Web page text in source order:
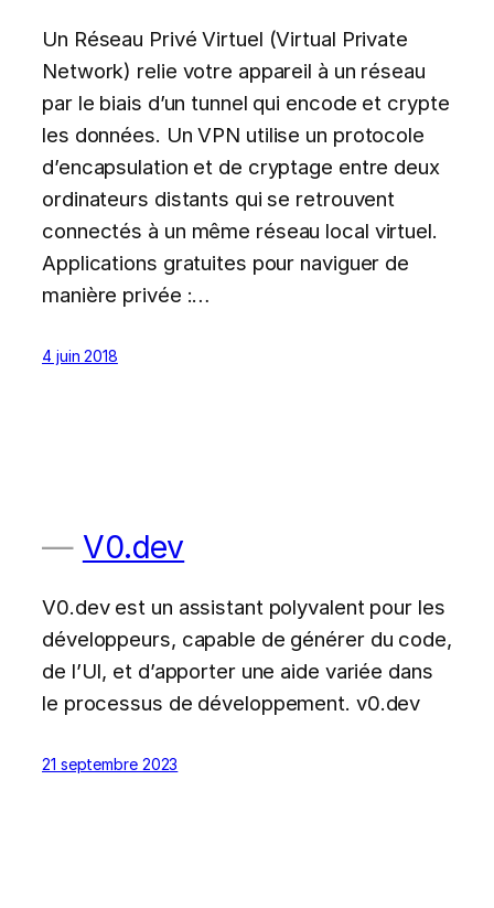
Un Réseau Privé Virtuel (Virtual Private
Network) relie votre appareil à un réseau
par le biais d’un tunnel qui encode et crypte
les données. Un VPN utilise un protocole
d’encapsulation et de cryptage entre deux
ordinateurs distants qui se retrouvent
connectés à un même réseau local virtuel.
Applications gratuites pour naviguer de
manière privée :…
4 juin 2018
V0.dev
V0.dev est un assistant polyvalent pour les
développeurs, capable de générer du code,
de l’UI, et d’apporter une aide variée dans
le processus de développement. v0.dev
21 septembre 2023